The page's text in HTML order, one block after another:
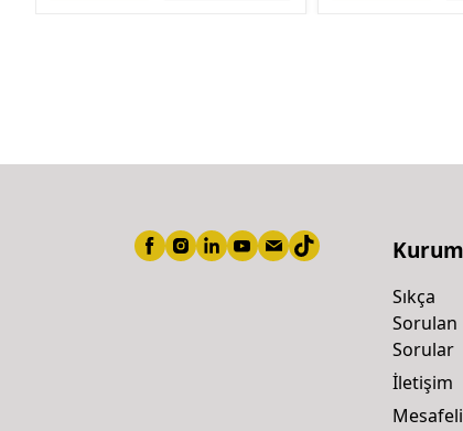
Sıkça
Sorulan
Sorular
İletişim
Mesafeli